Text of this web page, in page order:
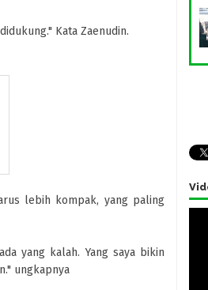
Kata Zaenudin.
lebih kompak, yang paling
yang kalah. Yang saya bikin
ungkapnya